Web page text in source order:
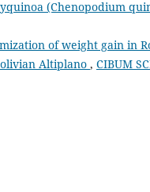
(Chenopodium
of weight gain in
Altiplano , CIBUM